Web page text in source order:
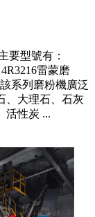
要型號有：
雷蒙磨
系列磨粉機廣泛
、大理石、石灰
活性炭 ...